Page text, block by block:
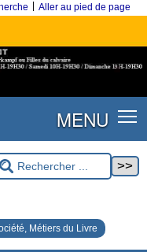
Aller au pied de page
MENU
Métiers du Livre